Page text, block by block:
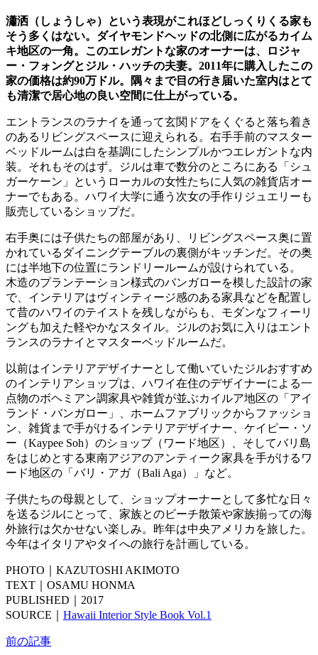
瀟洒（しょうしゃ）という表現がこれほどしっくりくる家も
そう多くはない。ダイヤモンドヘッドの北側に広がるカイム
キ地区の一角。このエレガントな家のオーナーは、ロジャ
ー・フォングとジル・ハッチの夫妻。2011年に購入したこの
家の価格は約90万ドル。隅々まで目の行き届いた室内はとて
も清潔で居心地の良い空間に仕上がっている。
エントランスのラナイを通って玄関ドアをくぐると落ち着き
のあるリビングスペースに迎えられる。右手手前のマスター
ベッドルームは白を基調にしたシンプルかつエレガントな内
装。それもそのはず。ジルは車で数分のところにある「シュ
ガーケーン」というローカルの女性たちに人気の雑貨店オー
ナーでもある。ハワイ大学に通う次女の手作りジュエリーも
販売しているショップだ。
右手奥には子供たちの部屋があり、リビングスペース奥に置
かれているダイニングテーブルの裏側がキッチンだ。その奥
には半地下の位置にランドリールームが設けられている。
木造のプランテーション様式のバンガローを模した設計の家
で、インテリアはヴィンティージ感のある家具などを配置し
て昔のハワイのテイストを残しながらも、モダンなフィーリ
ングも加えた軽やかなスタイル。ジルのお気に入りはエント
ランスのラナイとマスターベッドルームだ。
以前はインテリアデザイナーとして働いていたジルおすすめ
のインテリアショップは、ハワイ在住のデザイナーによる一
点物のボヘミアン調家具や雑貨が並ぶカイルア地区の「アイ
ランド・バンガロー」、ホームファブリックからファッショ
ン、雑貨まで手がけるインテリアデザイナー、ケイピー・ソ
ー（Kaypee Soh）のショップ（ワード地区）、そしてバリ島
をはじめとする東南アジアのアンティーク家具を手がけるワ
ード地区の「バリ・アガ（Bali Aga）」など。
子供たちの母親として、ショップオーナーとして多忙な日々
を送るジルにとって、家族とのビーチ散策や家族揃っての海
外旅行は欠かせない楽しみ。昨年は中央アメリカを旅した。
今年はイタリアやタイへの旅行を計画している。
PHOTO｜KAZUTOSHI AKIMOTO
TEXT｜OSAMU HONMA
PUBLISHED｜2017
SOURCE｜ Hawaii Interior Style Book Vol.1
前の記事